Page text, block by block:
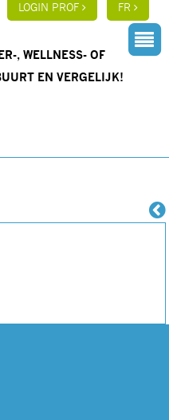
LOGIN PROF FR
, WELLNESS- OF
EN VERGELIJK!